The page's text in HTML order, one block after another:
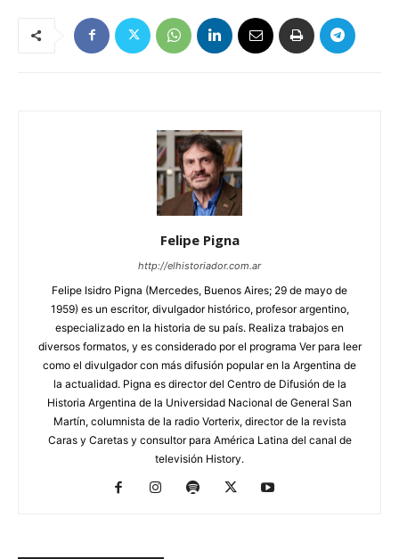
Felipe Pigna
http://elhistoriador.com.ar
Felipe Isidro Pigna (Mercedes, Buenos Aires; 29 de mayo de
1959) es un escritor, divulgador histórico, profesor argentino,
especializado en la historia de su país. Realiza trabajos en
diversos formatos, y es considerado por el programa Ver para leer
como el divulgador con más difusión popular en la Argentina de
la actualidad. Pigna es director del Centro de Difusión de la
Historia Argentina de la Universidad Nacional de General San
Martín, columnista de la radio Vorterix, director de la revista
Caras y Caretas y consultor para América Latina del canal de
televisión History.